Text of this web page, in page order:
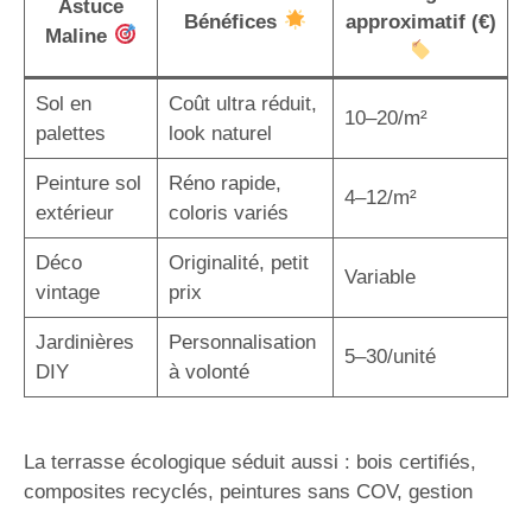
Astuce
Maline
Bénéfices
approximatif (€)
Sol en
palettes
Coût ultra réduit,
look naturel
10–20/m²
Peinture sol
extérieur
Réno rapide,
coloris variés
4–12/m²
Déco
vintage
Originalité, petit
prix
Variable
Jardinières
DIY
Personnalisation
à volonté
5–30/unité
La terrasse écologique séduit aussi : bois certifiés,
composites recyclés, peintures sans COV, gestion